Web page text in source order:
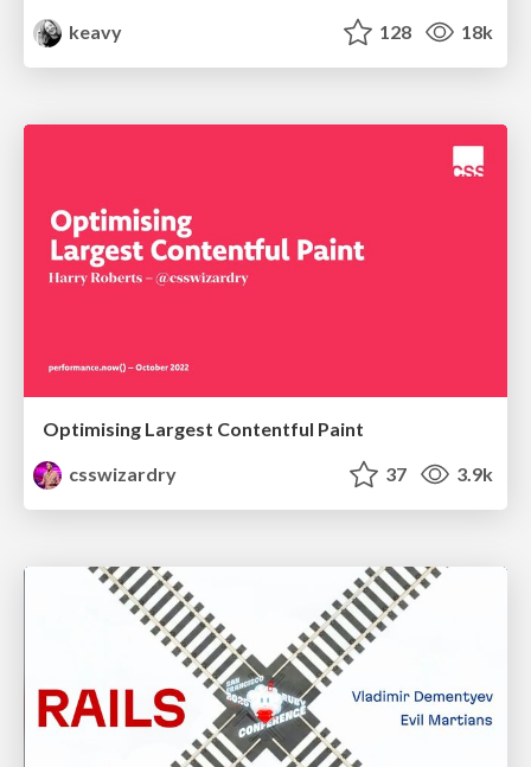
keavy
128 18k
Optimising Largest Contentful Paint
csswizardry
37 3.9k